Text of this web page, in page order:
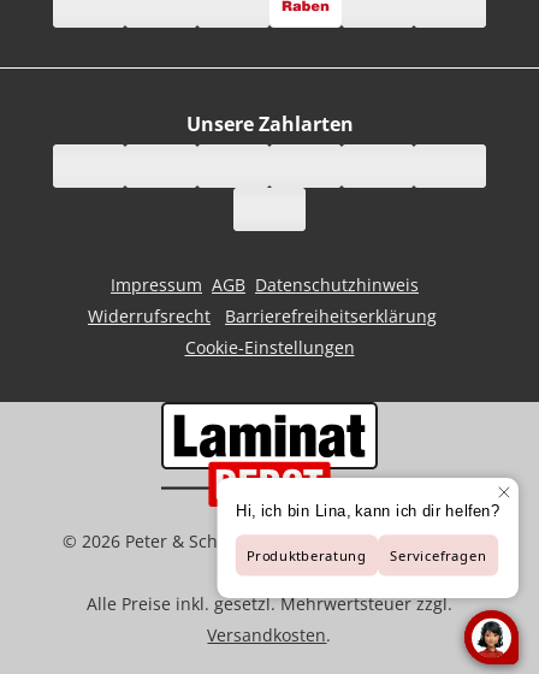
Unsere Zahlarten
Impressum AGB Datenschutzhinweis
Widerrufsrecht
Barrierefreiheitserklärung
Cookie-Einstellungen
©2026 Peter & Schaffart GmbH | Der Spezialist für
Bodenbeläge
Alle Preise inkl. gesetzl. Mehrwertsteuer zzgl.
Versandkosten.